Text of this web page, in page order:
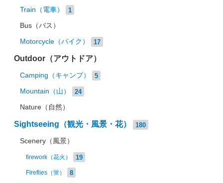
Train（電車） 1
Bus（バス）
Motorcycle（バイク） 17
Outdoor（アウトドア）
Camping（キャンプ） 5
Mountain（山） 24
Nature（自然）
Sightseeing（観光・風景・花） 180
Scenery（風景）
firework（花火） 19
Fireflies（蛍） 8